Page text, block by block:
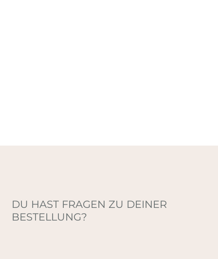
DU HAST FRAGEN ZU DEINER
BESTELLUNG?